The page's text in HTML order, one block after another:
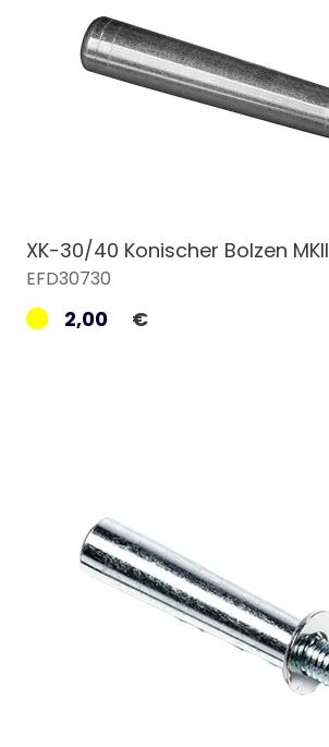
XK-30/40 Konischer Bolzen MKII
EFD30730
2,00 €